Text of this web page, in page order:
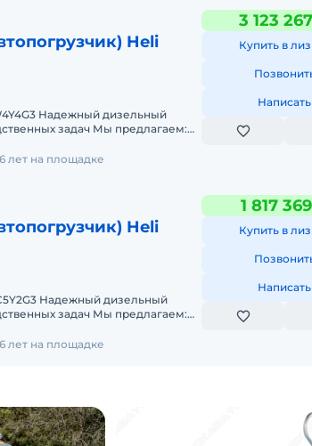
Heli
Надежный дизельный
Мы предлагаем:
3 123
Купить в
Написать
6 лет на площадке
Heli
Надежный дизельный
Мы предлагаем:
1 817
Купить в
Написать
6 лет на площадке